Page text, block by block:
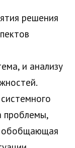
решения
и анализу
проблемы,
обобщающая